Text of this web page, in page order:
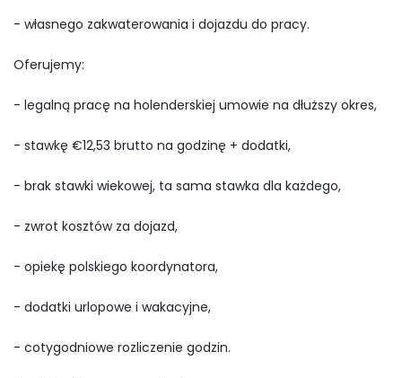
- własnego zakwaterowania i dojazdu do pracy.
Oferujemy:
- legalną pracę na holenderskiej umowie na dłuższy okres,
- stawkę €12,53 brutto na godzinę + dodatki,
- brak stawki wiekowej, ta sama stawka dla każdego,
- zwrot kosztów za dojazd,
- opiekę polskiego koordynatora,
- dodatki urlopowe i wakacyjne,
- cotygodniowe rozliczenie godzin.